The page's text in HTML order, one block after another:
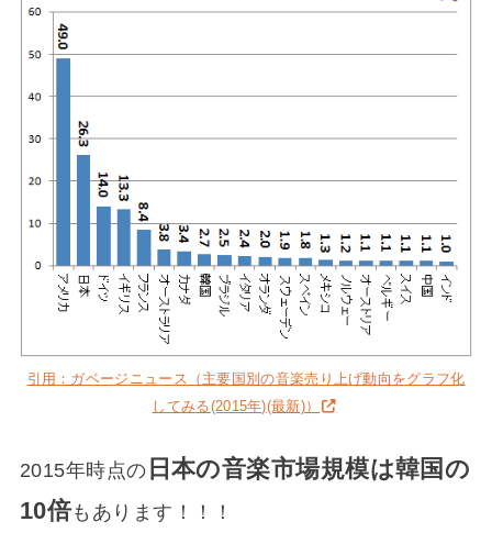
引用：ガベージニュース（主要国別の音楽売り上げ動向をグラフ化
してみる(2015年)(最新)）
2015年時点の 日本の音楽市場規模は韓国の
10倍もあります！！！